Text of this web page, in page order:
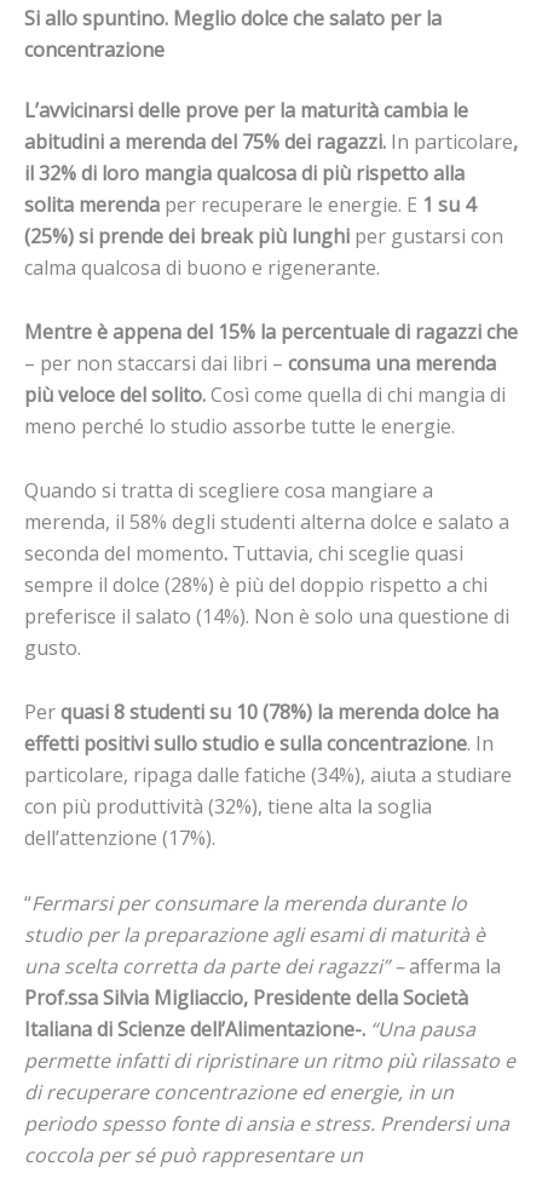
Si allo spuntino. Meglio dolce che salato per la
concentrazione
L’avvicinarsi delle prove per la maturitàcambia le
abitudini a merenda del 75% dei ragazzi. In particolare,
il 32% di loro mangia qualcosa di più rispetto alla
solita merenda per recuperare le energie. E 1 su 4
(25%) si prende dei break più lunghi per gustarsi con
calma qualcosa di buono e rigenerante.
Mentre è appena del 15% la percentuale di ragazzi che
– per non staccarsi dai libri – consuma una merenda
più veloce del solito.Così come quella di chi mangia di
meno perché lo studio assorbe tutte le energie.
Quando si tratta di scegliere cosa mangiare a
merenda, il 58% degli studenti alterna dolce e salato a
seconda del momento. Tuttavia, chi sceglie quasi
sempre il dolce (28%) è più del doppio rispetto a chi
preferisce il salato (14%). Non è solo una questione di
gusto.
Perquasi 8 studenti su 10 (78%) la merenda dolce ha
effetti positivi sullo studio e sulla concentrazione. In
particolare, ripaga dalle fatiche (34%), aiuta a studiare
con più produttività (32%), tiene alta la soglia
dell’attenzione (17%).
“Fermarsi per consumare la merenda durante lo
studio per la preparazione agli esami di maturità è
una scelta corretta da parte dei ragazzi” –afferma la
Prof.ssaSilvia Migliaccio, Presidente della Società
Italiana di Scienze dell’Alimentazione-. “Una pausa
permette infatti di ripristinare un ritmo più rilassato e
di recuperare concentrazione ed energie, in un
periodo spesso fonte di ansia e stress. Prendersi una
coccola per sé può rappresentare un